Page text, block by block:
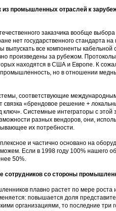
из промышленных отраслей к
заказчика вообще
нет государственного стандарта
все компоненты кабельной
произведены за рубежом.
находятся в США и Европе. К
промышленность, но в отношении
соответствующие
связка «брендовое решение +
Системные интеграторы с этой
разных вендоров, они,
их потребности.
и частично основано на
Если в 1998 году 100% нашего
50%.
сотрудников со стороны
плавно растет по мере роста
повышается доля
организациями, то последние три